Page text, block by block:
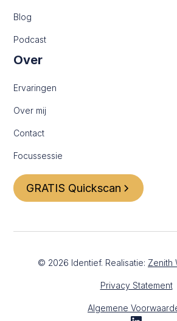
Blog
Podcast
Over
Ervaringen
Over mij
Contact
Focussessie
GRATIS Quickscan
© 2026 Identief. Realisatie: Zenith
Privacy Statement
Algemene